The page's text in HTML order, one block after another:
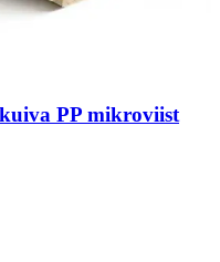
PP mikroviist